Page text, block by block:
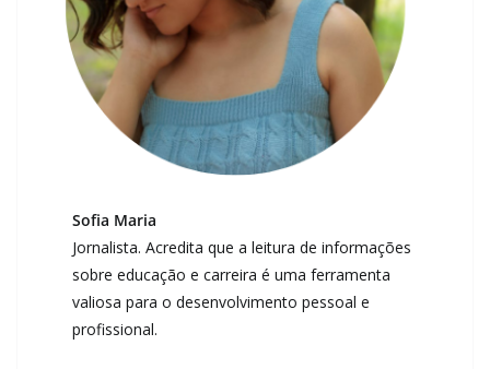
Sofia Maria
Jornalista. Acredita que a leitura de informações
sobre educação e carreira é uma ferramenta
valiosa para o desenvolvimento pessoal e
profissional.